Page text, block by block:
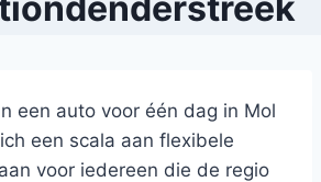
een auto voor één dag in Mol
een scala aan flexibele
voor iedereen die de regio